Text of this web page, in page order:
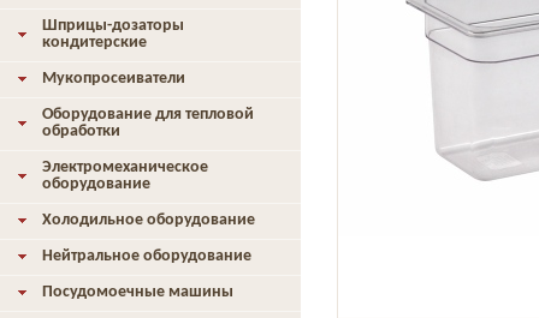
Шприцы-дозаторы
кондитерские
Мукопросеиватели
Оборудование для тепловой
обработки
Электромеханическое
оборудование
Холодильное оборудование
Нейтральное оборудование
Посудомоечные машины